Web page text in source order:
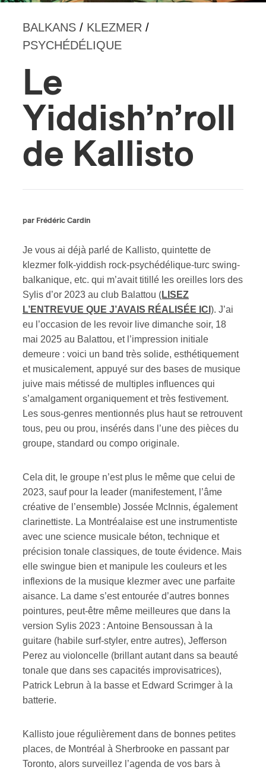
BALKANS / KLEZMER /
PSYCHÉDÉLIQUE
Le
Yiddish’n’roll
de Kallisto
par Frédéric Cardin
Je vous ai déjà parlé de Kallisto, quintette de
klezmer folk-yiddish rock-psychédélique-turc swing-
balkanique, etc. qui m’avait titillé les oreilles lors des
Sylis d’or 2023 au club Balattou ( LISEZ
L’ENTREVUE QUE J’AVAIS RÉALISÉE ICI ). J’ai
eu l’occasion de les revoir live dimanche soir, 18
mai 2025 au Balattou, et l’impression initiale
demeure : voici un band très solide, esthétiquement
et musicalement, appuyé sur des bases de musique
juive mais métissé de multiples influences qui
s’amalgament organiquement et très festivement.
Les sous-genres mentionnés plus haut se retrouvent
tous, peu ou prou, insérés dans l’une des pièces du
groupe, standard ou compo originale.
Cela dit, le groupe n’est plus le même que celui de
2023, sauf pour la leader (manifestement, l’âme
créative de l’ensemble) Jossée McInnis, également
clarinettiste. La Montréalaise est une instrumentiste
avec une science musicale béton, technique et
précision tonale classiques, de toute évidence. Mais
elle swingue bien et manipule les couleurs et les
inflexions de la musique klezmer avec une parfaite
aisance. La dame s’est entourée d’autres bonnes
pointures, peut-être même meilleures que dans la
version Sylis 2023 : Antoine Bensoussan à la
guitare (habile surf-styler, entre autres), Jefferson
Perez au violoncelle (brillant autant dans sa beauté
tonale que dans ses capacités improvisatrices),
Patrick Lebrun à la basse et Edward Scrimger à la
batterie.
Kallisto joue régulièrement dans de bonnes petites
places, de Montréal à Sherbrooke en passant par
Toronto, alors surveillez l’agenda de vos bars à